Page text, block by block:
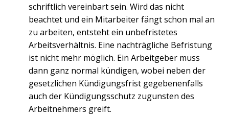
schriftlich vereinbart sein. Wird das nicht
beachtet und ein Mitarbeiter fängt schon mal an
zu arbeiten, entsteht ein unbefristetes
Arbeitsverhältnis. Eine nachträgliche Befristung
ist nicht mehr möglich. Ein Arbeitgeber muss
dann ganz normal kündigen, wobei neben der
gesetzlichen Kündigungsfrist gegebenenfalls
auch der Kündigungsschutz zugunsten des
Arbeitnehmers greift.